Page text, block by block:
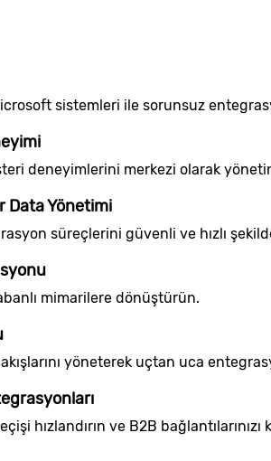
sistemleri ile sorunsuz
deneyimlerini merkezi olarak
Data Yönetimi
süreçlerini güvenli ve hızlı
mimarilere dönüştürün.
yöneterek uçtan uca
hızlandırın ve B2B